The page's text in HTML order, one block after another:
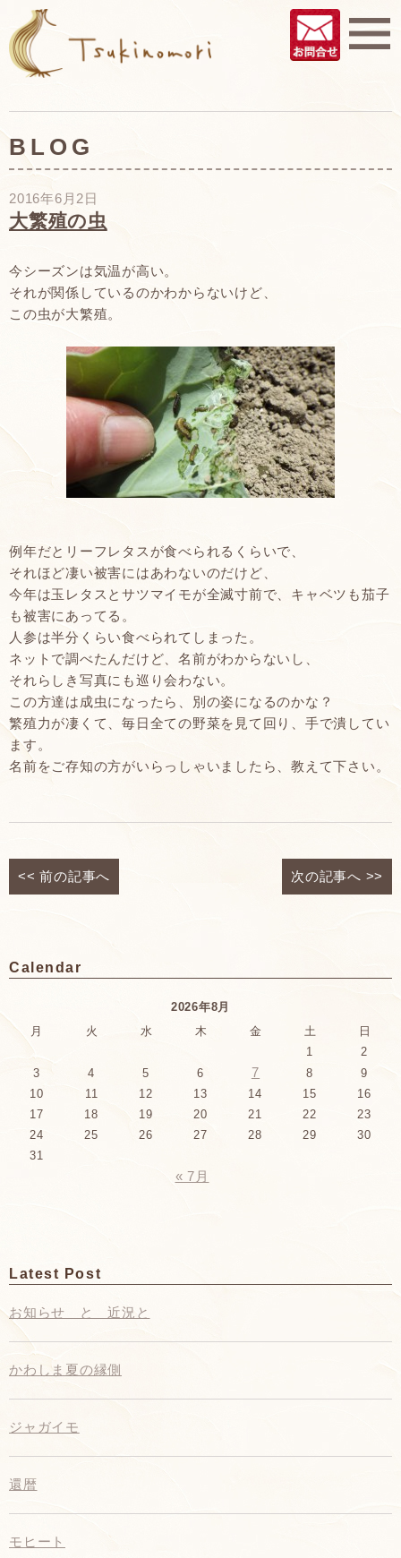
BLOG
2016年6月2日
大繁殖の虫
今シーズンは気温が高い。
それが関係しているのかわからないけど、
この虫が大繁殖。
例年だとリーフレタスが食べられるくらいで、
それほど凄い被害にはあわないのだけど、
今年は玉レタスとサツマイモが全滅寸前で、キャベツも茄子
も被害にあってる。
人参は半分くらい食べられてしまった。
ネットで調べたんだけど、名前がわからないし、
それらしき写真にも巡り会わない。
この方達は成虫になったら、別の姿になるのかな？
繁殖力が凄くて、毎日全ての野菜を見て回り、手で潰してい
ます。
名前をご存知の方がいらっしゃいましたら、教えて下さい。
<<前の記事へ 次の記事へ >>
Calendar
2026年8月
月
火 水 木 金 土
日
1
2
3
4 5 6 7 8
9
10
11 12 13 14 15
16
17
18 19 20 21 22
23
24
25 26 27 28 29
30
31
« 7月
Latest Post
お知らせ と 近況と
かわしま夏の縁側
ジャガイモ
還暦
モヒート